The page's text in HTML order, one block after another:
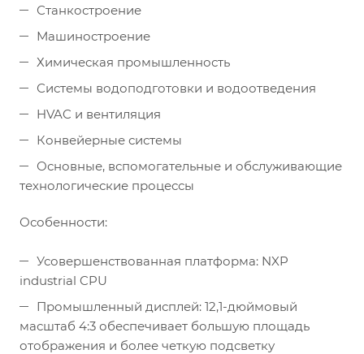
Станкостроение
Машиностроение
Химическая промышленность
Системы водоподготовки и водоотведения
HVAC и вентиляция
Конвейерные системы
Основные, вспомогательные и обслуживающие
технологические процессы
Особенности:
Усовершенствованная платформа: NXP
industrial CPU
Промышленный дисплей: 12,1-дюймовый
масштаб 4:3 обеспечивает большую площадь
отображения и более четкую подсветку